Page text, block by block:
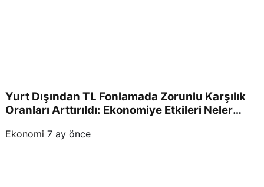
Yurt Dışından TL Fonlamada Zorunlu Karşılık
Oranları Arttırıldı: Ekonomiye Etkileri Neler
Ekonomi 7 ay önce